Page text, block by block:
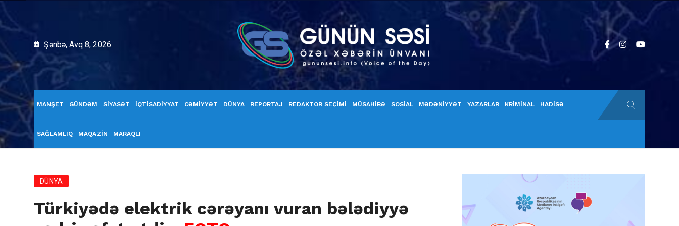
Şənbə, Avq 8, 2026
MANŞET GÜNDƏM SİYASƏT İQTİSADİYYAT CƏMİYYƏT DÜNYA REPORTAJ REDAKTOR SEÇİMİ MÜSAHİBƏ SOSİAL MƏDƏNİYYƏT YAZARLAR KRİMİNAL HADİSƏ
SAĞLAMLIQ MAQAZİN MARAQLI
DÜNYA
Türkiyədə elektrik cərəyanı vuran bələdiyyə